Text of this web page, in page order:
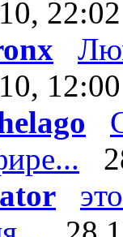
22:02
12:00